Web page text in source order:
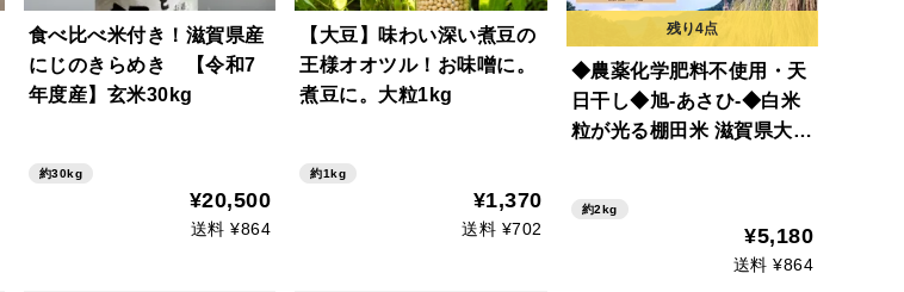
食べ比べ米付き！滋賀県産
にじのきらめき 【令和7
年度産】玄米30kg
約30kg
¥20,500
送料 ¥864
【大豆】味わい深い煮豆の
王様オオツル！お味噌に。
煮豆に。大粒1kg
約1kg
¥1,370
送料 ¥702
◆農薬化学肥料不使用・天
日干し◆旭-あさひ-◆白米
粒が光る棚田米 滋賀県大津
約2kg
¥5,180
送料 ¥864